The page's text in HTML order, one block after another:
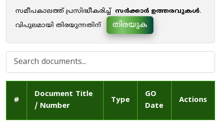
സമീപകാലത്ത് പ്രസിദ്ധീകരിച്ച് സർക്കാർ ഉത്തരവുകൾ.
വിപുലമായി തിരയുന്നതിന്
തിരയുക
#
Document Title
/ Number
Type
GO
Date
Actions